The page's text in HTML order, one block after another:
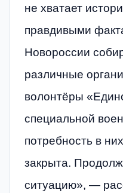
не хватает
правдивыми
Новороссии
различные
волонтёры
специальной
потребность в
закрыта.
ситуацию», —